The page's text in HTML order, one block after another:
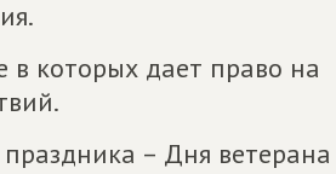
в которых дает право на
– Дня ветерана